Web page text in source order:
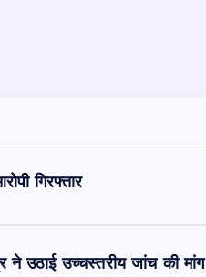
गिरफ्तार
उठाई उच्चस्तरीय जांच की मांग